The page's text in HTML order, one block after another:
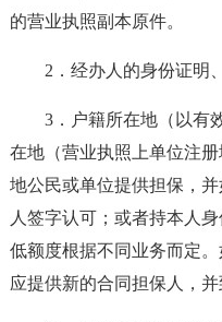
的营业执照副本原件。
2．经办人的身份证明
3．户籍所在地（以有
在地（营业执照上单位注
地公民或单位提供担保，
人签字认可；或者持本人
低额度根据不同业务而定
应提供新的合同担保人，